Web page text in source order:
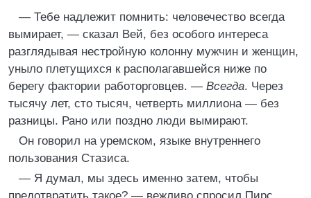
— Тебе надлежит помнить: человечество всегда
вымирает, — сказал Вей, без особого интереса
разглядывая нестройную колонну мужчин и женщин,
уныло плетущихся к располагавшейся ниже по
берегу фактории работорговцев. — Всегда. Через
тысячу лет, сто тысяч, четверть миллиона — без
разницы. Рано или поздно люди вымирают.
Он говорил на уремском, языке внутреннего
пользования Стазиса.
— Я думал, мы здесь именно затем, чтобы